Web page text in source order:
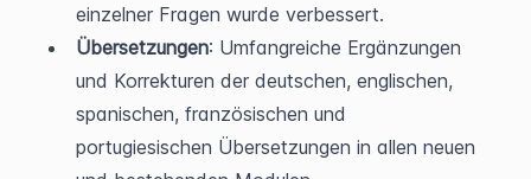
einzelner Fragen wurde verbessert.
Übersetzungen: Umfangreiche Ergänzungen
und Korrekturen der deutschen, englischen,
spanischen, französischen und
portugiesischen Übersetzungen in allen neuen